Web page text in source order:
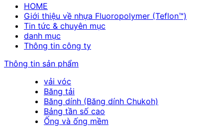
HOME
Giới thiệu về nhựa Fluoropolymer (Teflon™)
Tin tức & chuyên mục
danh mục
Thông tin công ty
Thông tin sản phẩm
vải vóc
Băng tải
Băng dính (Băng dính Chukoh)
Bảng tần số cao
Ống và ống mềm